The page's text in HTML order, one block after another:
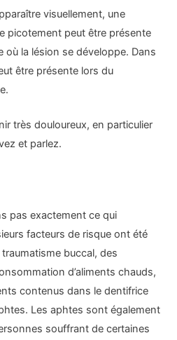
visuellement, une
picotement peut être présente
où la lésion se développe. Dans
être présente lors du
très douloureux, en particulier
et parlez.
pas exactement ce qui
facteurs de risque ont été
buccal, des
d’aliments chauds,
contenus dans le dentifrice
Les aphtes sont également
souffrant de certaines